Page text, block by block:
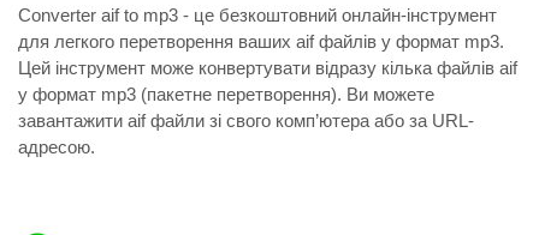
Converter aif to mp3 - це безкоштовний онлайн-інструмент
для легкого перетворення ваших aif файлів у формат mp3.
Цей інструмент може конвертувати відразу кілька файлів aif
у формат mp3 (пакетне перетворення). Ви можете
завантажити aif файли зі свого комп’ютера або за URL-
адресою.